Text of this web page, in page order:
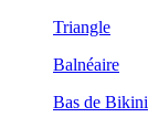
Triangle
Balnéaire
Bas de Bikini